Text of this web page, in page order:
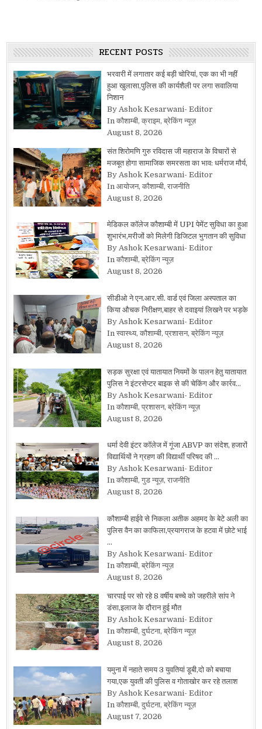
RECENT POSTS
भरवारी में लगातार कई बड़ी चोरियां, एक का भी नहीं
हुआ खुलासा,पुलिस की कार्यशैली पर लगा सवालिया
निशान
By Ashok Kesarwani- Editor
In कौशाम्बी, क्राइम, ब्रेकिंग न्यूज़
August 8, 2026
संत शिरोमणि गुरु रविदास जी महाराज के विचारों से
मजबूत होगा सामाजिक समरसता का भाव: धर्मराज मौर्य,
By Ashok Kesarwani- Editor
In आयोजन, कौशाम्बी, राजनीति
August 8, 2026
मेडिकल कॉलेज कौशाम्बी में UPI पेमेंट सुविधा का हुआ
शुभारंभ,मरीजों को मिलेगी डिजिटल भुगतान की सुविधा
By Ashok Kesarwani- Editor
In कौशाम्बी, ब्रेकिंग न्यूज़
August 8, 2026
सीडीओ ने एन.आर.सी. वार्ड एवं जिला अस्पताल का
किया औचक निरीक्षण,बाहर से दवाइयां लिखने पर भड़के
By Ashok Kesarwani- Editor
In स्वास्थ्य, कौशाम्बी, प्रशासन, ब्रेकिंग न्यूज़
August 8, 2026
सड़क सुरक्षा एवं यातायात नियमों के पालन हेतु यातायात
पुलिस ने इंटरसेप्टर बाइक से की चेकिंग और कार्रव…
By Ashok Kesarwani- Editor
In कौशाम्बी, प्रशासन, ब्रेकिंग न्यूज़
August 8, 2026
धर्मा देवी इंटर कॉलेज में गूंजा ABVP का संदेश, हजारों
विद्यार्थियों ने ग्रहण की विद्यार्थी परिषद की …
By Ashok Kesarwani- Editor
In कौशाम्बी, गुड न्यूज़, राजनीति
August 8, 2026
कौशाम्बी हाईवे से निकला अतीक अहमद के बेटे अली का
पुलिस वैन का काफिला,प्रयागराज के हटवा में छोटे भाई
…
By Ashok Kesarwani- Editor
In कौशाम्बी, ब्रेकिंग न्यूज़
August 8, 2026
चारपाई पर सो रहे 8 वर्षीय बच्चे को जहरीले सांप ने
डंसा,इलाज के दौरान हुई मौत
By Ashok Kesarwani- Editor
In कौशाम्बी, दुर्घटना, ब्रेकिंग न्यूज़
August 8, 2026
यमुना में नहाते समय 3 युवतियां डूबी,दो को बचाया
गया,एक युवती की पुलिस व गोताखोर कर रहे तलाश
By Ashok Kesarwani- Editor
In कौशाम्बी, दुर्घटना, ब्रेकिंग न्यूज़
August 7, 2026